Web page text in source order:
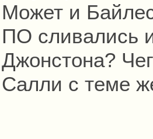
Может и
ПО сливались
Джонстона?
Салли с теме